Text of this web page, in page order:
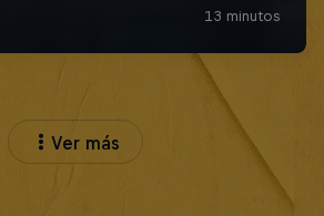
Ver más